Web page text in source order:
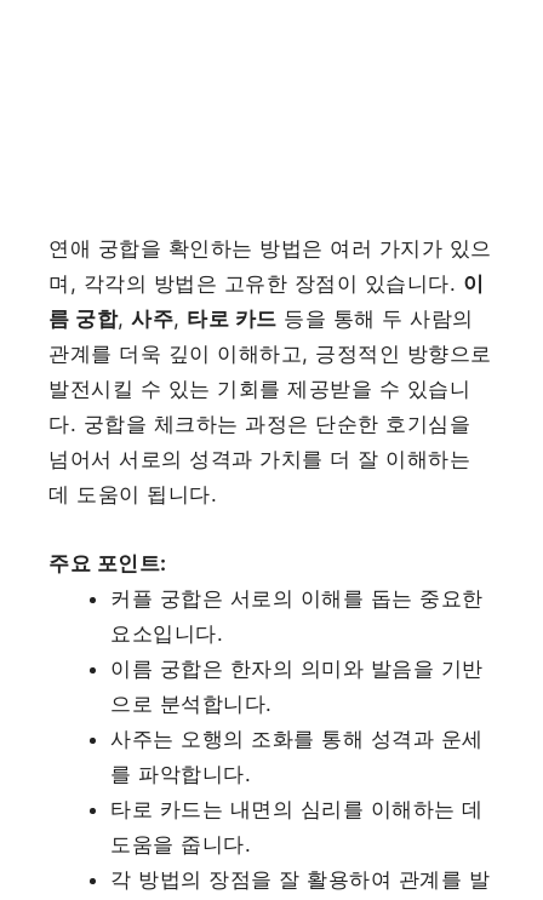
연애 궁합을 확인하는 방법은 여러 가지가 있으
며, 각각의 방법은 고유한 장점이 있습니다. 이
름 궁합,사주, 타로 카드 등을 통해 두 사람의
관계를 더욱 깊이 이해하고, 긍정적인 방향으로
발전시킬 수 있는 기회를 제공받을 수 있습니
다. 궁합을 체크하는 과정은 단순한 호기심을
넘어서 서로의 성격과 가치를 더 잘 이해하는
데 도움이 됩니다.
주요 포인트:
커플 궁합은 서로의 이해를 돕는 중요한
요소입니다.
이름 궁합은 한자의 의미와 발음을 기반
으로 분석합니다.
사주는 오행의 조화를 통해 성격과 운세
를 파악합니다.
타로 카드는 내면의 심리를 이해하는 데
도움을 줍니다.
각 방법의 장점을 잘 활용하여 관계를 발